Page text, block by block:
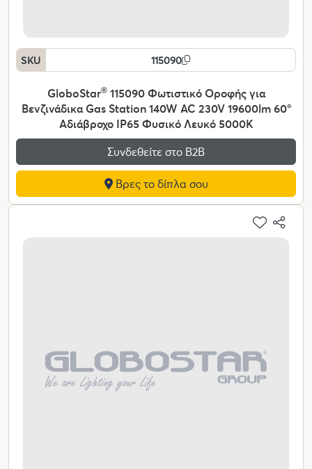
SKU 115090
GloboStar®115090 Φωτιστικό Οροφής για
Βενζινάδικα Gas Station 140W AC 230V 19600lm 60°
Αδιάβροχο IP65 Φυσικό Λευκό 5000K
Συνδεθείτε στο Β2Β
Βρες το δίπλα σου